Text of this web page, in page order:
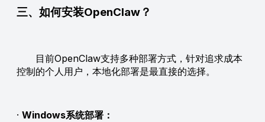
三、如何安装OpenClaw？
目前OpenClaw支持多种部署方式，针对追求成本
控制的个人用户，本地化部署是最直接的选择。
· Windows系统部署：